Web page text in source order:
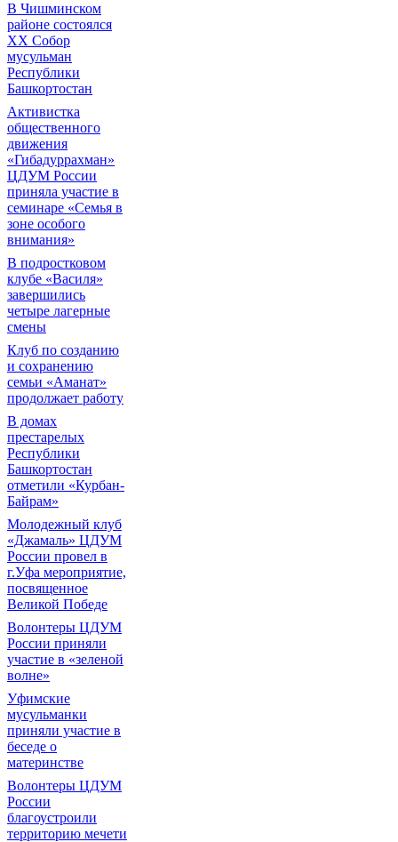
В Чишминском
районе состоялся
XX Собор
мусульман
Республики
Башкортостан
Активистка
общественного
движения
«Гибадуррахман»
ЦДУМ России
приняла участие в
семинаре «Семья в
зоне особого
внимания»
В подростковом
клубе «Василя»
завершились
четыре лагерные
смены
Клуб по созданию
и сохранению
семьи «Аманат»
продолжает работу
В домах
престарелых
Республики
Башкортостан
отметили «Курбан-
Байрам»
Молодежный клуб
«Джамаль» ЦДУМ
России провел в
г.Уфа мероприятие,
посвященное
Великой Победе
Волонтеры ЦДУМ
России приняли
участие в «зеленой
волне»
Уфимские
мусульманки
приняли участие в
беседе о
материнстве
Волонтеры ЦДУМ
России
благоустроили
территорию мечети